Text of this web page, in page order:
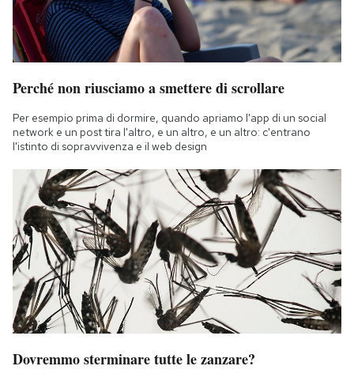
Perché non riusciamo a smettere di scrollare
Per esempio prima di dormire, quando apriamo l'app di un social
network e un post tira l'altro, e un altro, e un altro: c'entrano
l'istinto di sopravvivenza e il web design
Dovremmo sterminare tutte le zanzare?